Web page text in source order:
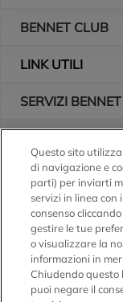
BENNET CLUB
LINK UTILI
SERVIZI BENNET
Logo Bennet
Seguici sui
Scarica l'app
Questo sito
di navigazione e
parti) per inviarti
servizi in linea con
consenso
gestire le tue
o visualizzare la
informazioni in
Chiudendo questo
puoi negare il